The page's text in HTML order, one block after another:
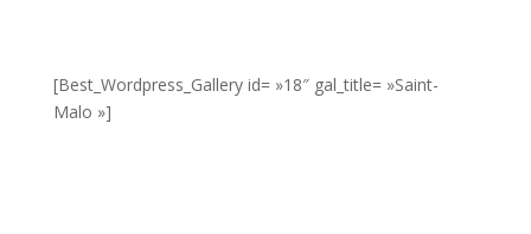
[Best_Wordpress_Gallery id= »18″ gal_title= »Saint-
Malo »]